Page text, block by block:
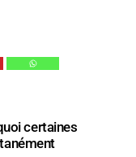
certaines